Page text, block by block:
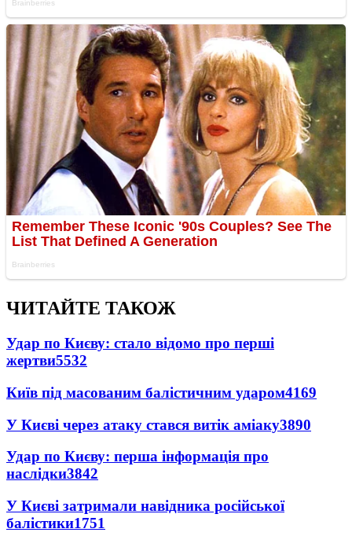
ЧИТАЙТЕ ТАКОЖ
Удар по Києву: стало відомо про перші
жертви5532
Київ під масованим балістичним ударом4169
У Києві через атаку стався витік аміаку3890
Удар по Києву: перша інформація про
наслідки3842
У Києві затримали навідника російської
балістики1751